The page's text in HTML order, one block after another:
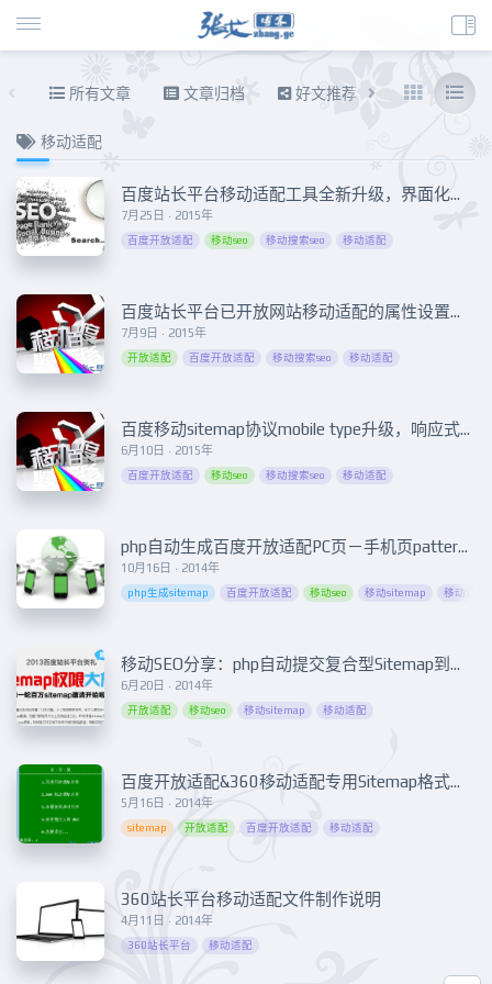
所有文章 文章归档 好文推荐 东拉西扯
移动适配
7月25日 · 2015年
百度站长平台移动适配工具全新升级，界面化操作更简便
百度开放适配 移动seo 移动搜索seo 移动适配
7月9日 · 2015年
百度站长平台已开放网站移动适配的属性设置功能
开放适配 百度开放适配 移动搜索seo 移动适配
6月10日 · 2015年
百度移动sitemap协议mobile type升级，响应式网站怎么做移动开放适配？
百度开放适配 移动seo 移动搜索seo 移动适配
10月16日 · 2014年
php自动生成百度开放适配PC页－手机页pattern对应关系sitemap.xml
php生成sitemap 百度开放适配 移动seo 移动sitemap 移动适配
6月20日 · 2014年
移动SEO分享：php自动提交复合型Sitemap到百度搜索
开放适配 移动seo 移动sitemap 移动适配
5月16日 · 2014年
百度开放适配&360移动适配专用Sitemap格式转换工具
sitemap 开放适配 百度开放适配 移动适配
4月11日 · 2014年
360站长平台移动适配文件制作说明
360站长平台 移动适配